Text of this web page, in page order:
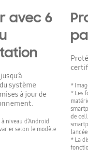
avec 6
système
à jour de
niveau d’Android
selon le modèle
*
* Les
de
* La